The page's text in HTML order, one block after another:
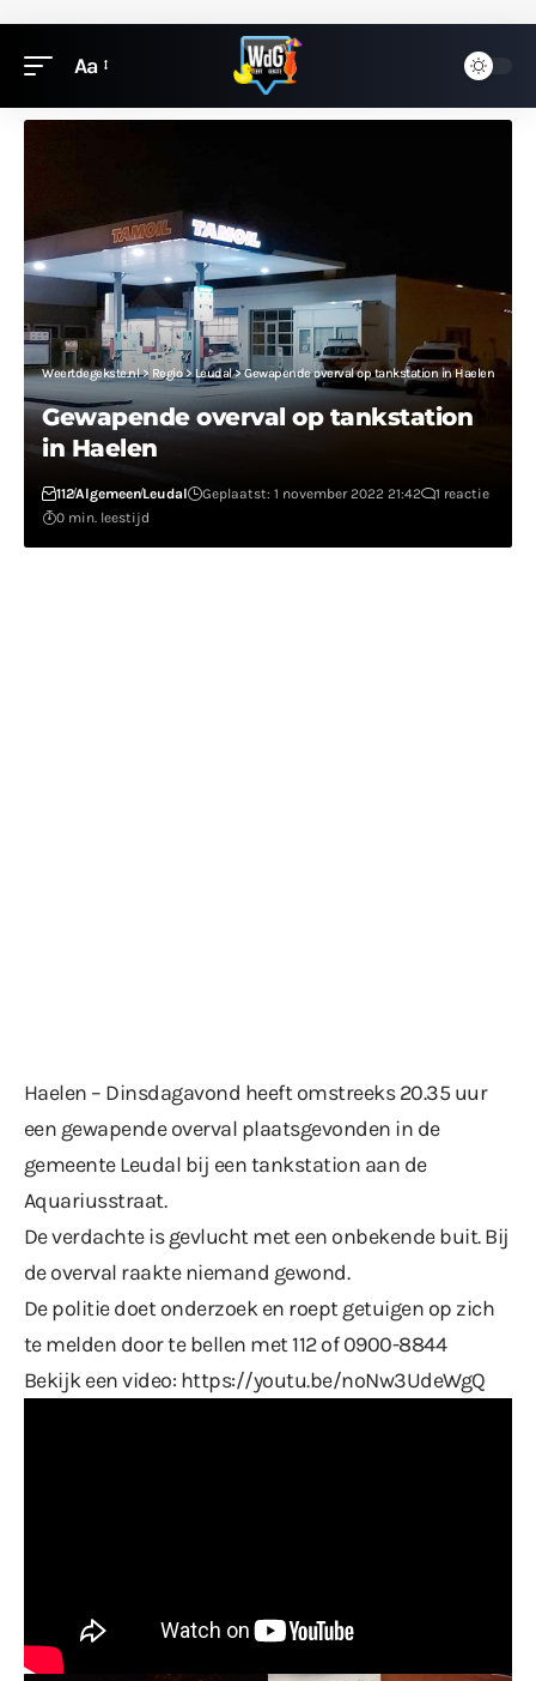
Aa
Weertdegekste.nl> Regio> Leudal>Gewapende overval op tankstation in Haelen
Gewapende overval op tankstation
in Haelen
112AlgemeenLeudal Geplaatst: 1 november 2022 21:42
1 reactie
0 min. leestijd
Haelen – Dinsdagavond heeft omstreeks 20.35 uur
een gewapende overval plaatsgevonden in de
gemeente Leudal bij een tankstation aan de
Aquariusstraat.
De verdachte is gevlucht met een onbekende buit. Bij
de overval raakte niemand gewond.
De politie doet onderzoek en roept getuigen op zich
te melden door te bellen met 112 of 0900-8844
Bekijk een video: https://youtu.be/noNw3UdeWgQ